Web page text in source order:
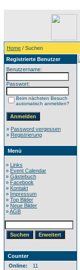
Home / Suchen
Registrierte Benutzer
Benutzername:
Passwort:
Beim nächsten Besuch
automatisch anmelden?
» Password vergessen
» Registrierung
Menü
» Links
» Event Calendar
» Gästebuch
» Facebook
» Kontakt
» Impressum
» Top Bilder
» Neue Bilder
»AGB
Counter
Online:
11